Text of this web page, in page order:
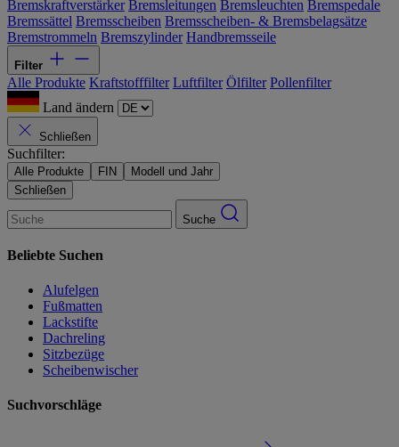
Bremskraftverstärker Bremsleitungen Bremsleuchten Bremspedale
Bremssättel Bremsscheiben Bremsscheiben- & Bremsbelagsätze
Bremstrommeln Bremszylinder Handbremsseile
Filter
Alle Produkte Kraftstofffilter Luftfilter Ölfilter Pollenfilter
Land ändern
Schließen
Suchfilter:
Alle Produkte FIN
Modell und Jahr
Schließen
Suche
Beliebte Suchen
Alufelgen
Fußmatten
Lackstifte
Dachreling
Sitzbezüge
Scheibenwischer
Suchvorschläge